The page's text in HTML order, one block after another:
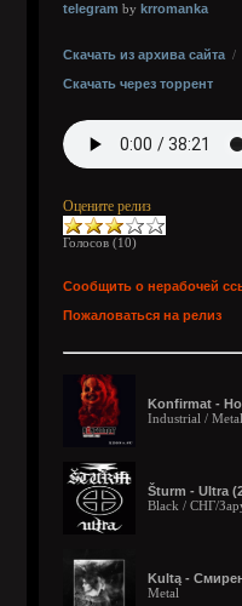
telegram by krromanka
Скачать из архива сайта /
Скачать через торрент
Оцените релиз
Голосов (10)
Сообщить о нерабочей
Пожаловаться на релиз
Konfirmat -
Industrial / Metal
Šturm - Ultra
Black / СНГ/
Kultą -
Metal